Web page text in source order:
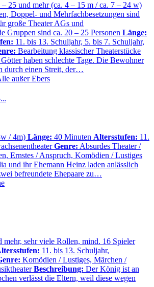
– 25 und mehr (ca. 4 – 15 m / ca. 7 – 24 w)
Doppel- und Mehrfachbesetzungen sind
große Theater AGs und
Gruppen sind ca. 20 – 25 Personen Länge:
11. bis 13. Schuljahr, 5. bis 7. Schuljahr,
Bearbeitung klassischer Theaterstücke
haben schlechte Tage. Die Bewohner
durch einen Streit, der…
/ 4m) Länge: 40 Minuten Altersstufen: 11.
Genre: Absurdes Theater /
Ernstes / Anspruch, Komödien / Lustiges
und ihr Ehemann Heinz laden anlässlich
befreundete Ehepaare zu…
mehr, sehr viele Rollen, mind. 16 Spieler
11. bis 13. Schuljahr,
Komödien / Lustiges, Märchen /
Beschreibung: Der König ist an
verlässt die Eltern, weil diese wegen